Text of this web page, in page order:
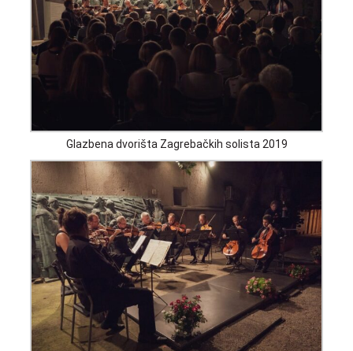
Glazbena dvorišta Zagrebačkih solista 2019